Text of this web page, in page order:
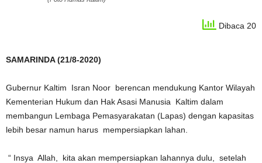
Dibaca 20
SAMARINDA (21/8-2020)
Gubernur Kaltim Isran Noor berencan mendukung Kantor Wilayah
Kementerian Hukum dan Hak Asasi Manusia Kaltim dalam
membangun Lembaga Pemasyarakatan (Lapas) dengan kapasitas
lebih besar namun harus mempersiapkan lahan.
“ Insya Allah, kita akan mempersiapkan lahannya dulu, setelah